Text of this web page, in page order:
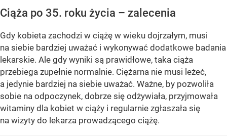
Ciąża po 35. roku życia – zalecenia
Gdy kobieta zachodzi w ciążę w wieku dojrzałym, musi
na siebie bardziej uważać i wykonywać dodatkowe badania
lekarskie. Ale gdy wyniki są prawidłowe, taka ciąża
przebiega zupełnie normalnie. Ciężarna nie musi leżeć,
a jedynie bardziej na siebie uważać. Ważne, by pozwoliła
sobie na odpoczynek, dobrze się odżywiała, przyjmowała
witaminy dla kobiet w ciąży i regularnie zgłaszała się
na wizyty do lekarza prowadzącego ciążę.